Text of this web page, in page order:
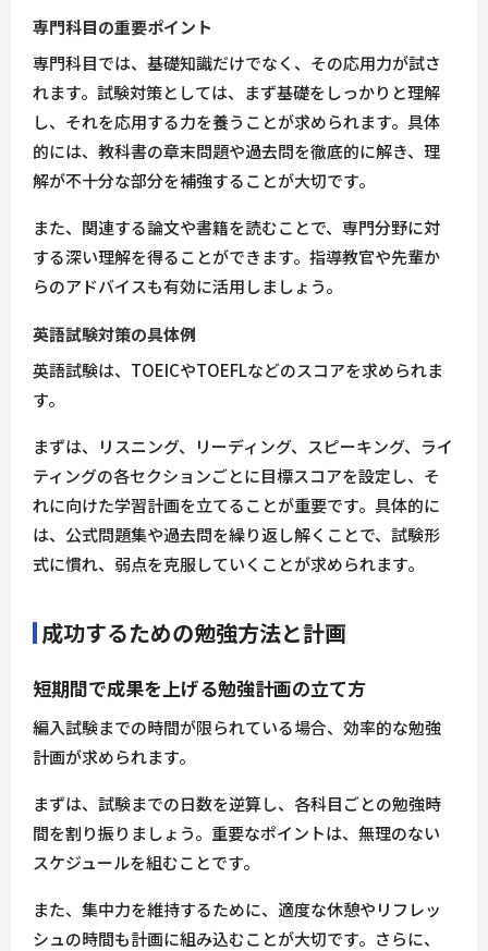
専門科目の重要ポイント
専門科目では、基礎知識だけでなく、その応用力が試さ
れます。試験対策としては、まず基礎をしっかりと理解
し、それを応用する力を養うことが求められます。具体
的には、教科書の章末問題や過去問を徹底的に解き、理
解が不十分な部分を補強することが大切です。
また、関連する論文や書籍を読むことで、専門分野に対
する深い理解を得ることができます。指導教官や先輩か
らのアドバイスも有効に活用しましょう。
英語試験対策の具体例
英語試験は、TOEICやTOEFLなどのスコアを求められま
す。
まずは、リスニング、リーディング、スピーキング、ライ
ティングの各セクションごとに目標スコアを設定し、そ
れに向けた学習計画を立てることが重要です。具体的に
は、公式問題集や過去問を繰り返し解くことで、試験形
式に慣れ、弱点を克服していくことが求められます。
成功するための勉強方法と計画
短期間で成果を上げる勉強計画の立て方
編入試験までの時間が限られている場合、効率的な勉強
計画が求められます。
まずは、試験までの日数を逆算し、各科目ごとの勉強時
間を割り振りましょう。重要なポイントは、無理のない
スケジュールを組むことです。
また、集中力を維持するために、適度な休憩やリフレッ
シュの時間も計画に組み込むことが大切です。さらに、